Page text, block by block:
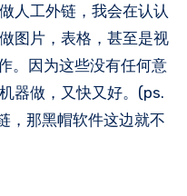
人工外链，我会在认认
图片，表格，甚至是视
。因为这些没有任何意
器做，又快又好。(ps.
那黑帽软件这边就不